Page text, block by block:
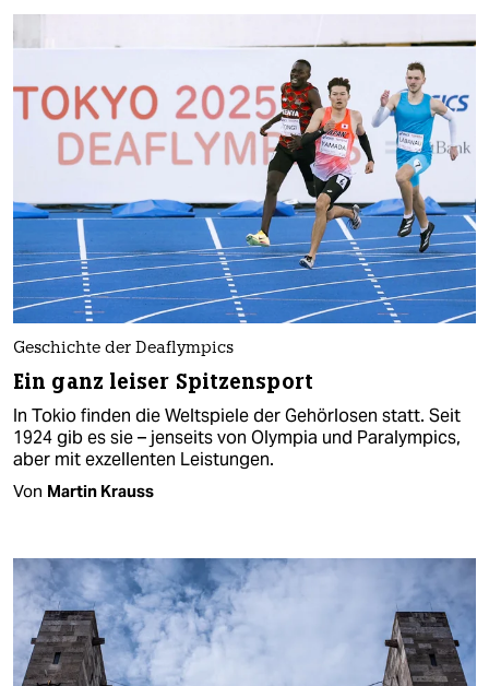
Geschichte der Deaflympics
Ein ganz leiser Spitzensport
In Tokio finden die Weltspiele der Gehörlosen statt. Seit
1924 gib es sie – jenseits von Olympia und Paralympics,
aber mit exzellenten Leistungen.
Von Martin Krauss